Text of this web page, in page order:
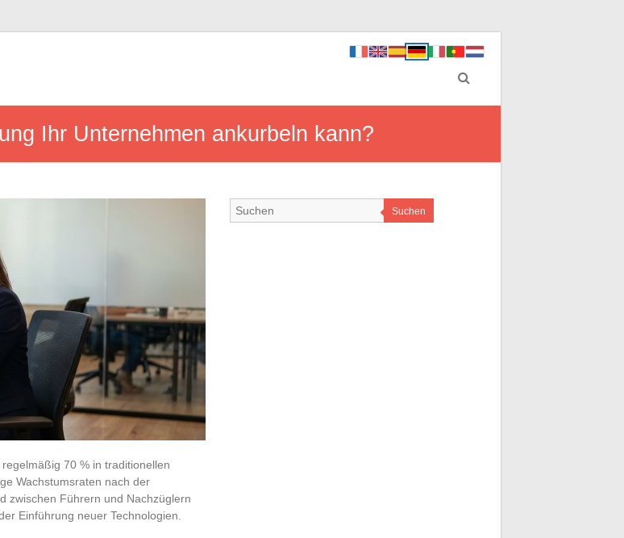
Ihr Unternehmen ankurbeln kann?
70 % in traditionellen
Wachstumsraten nach der
zwischen Führern und Nachzüglern
Einführung neuer Technologien.
Suchen